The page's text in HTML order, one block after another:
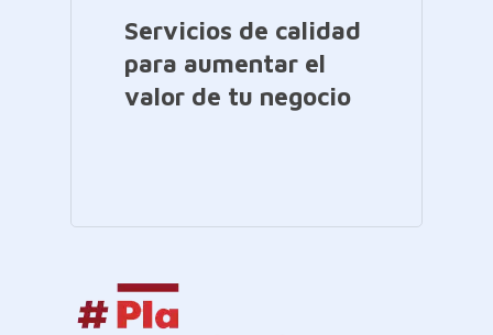
Servicios de calidad
para aumentar el
valor de tu negocio